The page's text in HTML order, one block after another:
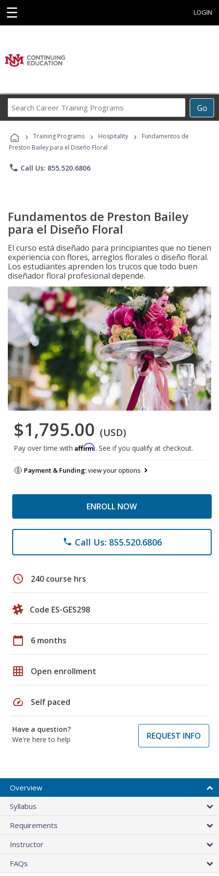
☰ LOGIN
Go
Career
Programs
› Training Programs › Hospitality ›
Fundamentos de
Preston Bailey para el Diseño Floral
phone Call Us: 855.520.6806
Fundamentos de Preston Bailey
para el Diseño Floral
El curso está diseñado para principiantes que no tienen
experiencia con flores, arreglos florales o diseño floral.
Los estudiantes aprenden los trucos que todo buen
diseñador floral profesional depende.
$1,795.00 (USD)
Pay over time with Affirm. See if you qualify at checkout.
Payment & Funding:view your options
ENROLL NOW
phone Call Us: 855.520.6806
schedule 240 course hrs
Code ES-GES298
calendar_today 6 months
grid_on Open enrollment
speed Self paced
Have a question?
We're here to help
REQUEST INFO
Overview
Syllabus
Requirements
Instructor
FAQs